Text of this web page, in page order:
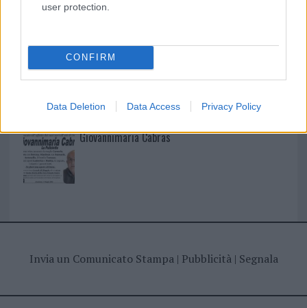
user protection.
CONFIRM
Data Deletion Data Access Privacy Policy
I nostri cari
Giovannimaria Cabras
Invia un Comunicato Stampa| Pubblicità| Segnala